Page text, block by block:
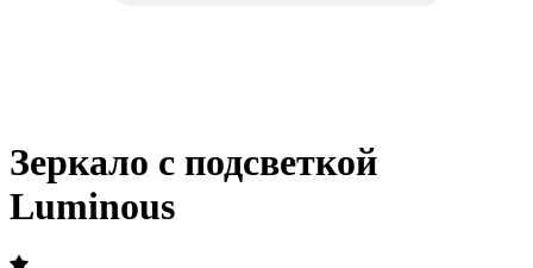
Зеркало с подсветкой
Luminous